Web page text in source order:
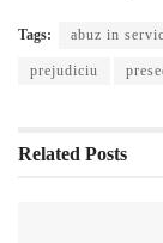
Tags: abuz in
prejudiciu
Related Posts